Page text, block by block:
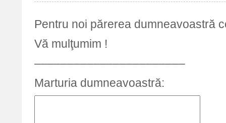
Pentru noi părerea dumneavoastră
Vă mulţumim !
–––––––––––––––––––––––
Marturia dumneavoastră: